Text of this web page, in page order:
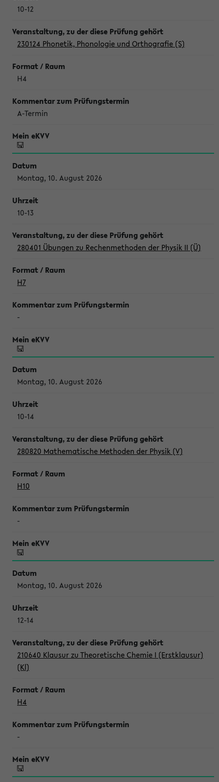
10-12
230124 Phonetik, Phonologie und Orthografie (S)
H4
A-Termin
Montag, 10. August 2026
10-13
280401 Übungen zu Rechenmethoden der Physik II (Ü)
H7
-
Montag, 10. August 2026
10-14
280820 Mathematische Methoden der Physik (V)
H10
-
Montag, 10. August 2026
12-14
210640 Klausur zu Theoretische Chemie I (Erstklausur)
(Kl)
H4
-